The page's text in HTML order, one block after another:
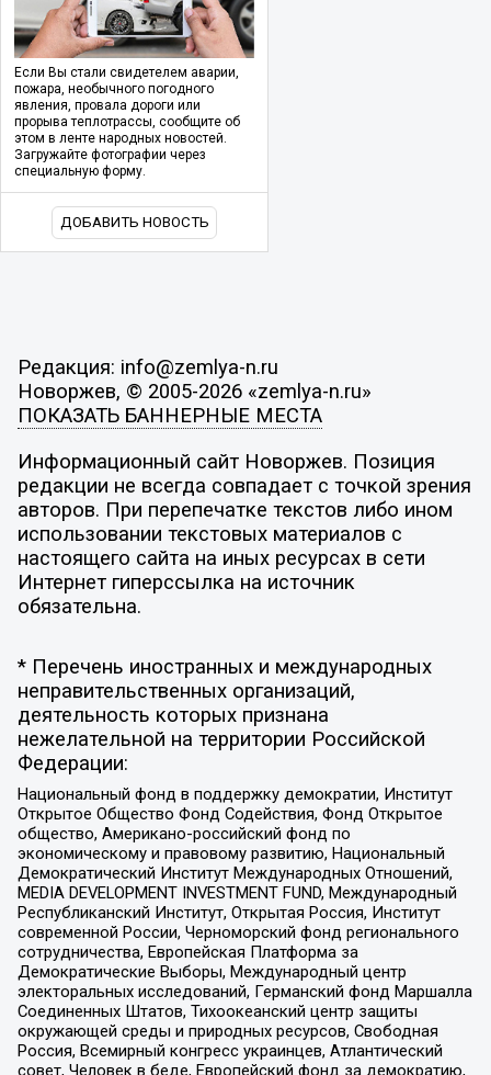
Если Вы стали свидетелем аварии,
пожара, необычного погодного
явления, провала дороги или
прорыва теплотрассы, сообщите об
этом в ленте народных новостей.
Загружайте фотографии через
специальную форму.
ДОБАВИТЬ НОВОСТЬ
Редакция: info@zemlya-n.ru
Новоржев, © 2005-2026 «zemlya-n.ru»
ПОКАЗАТЬ БАННЕРНЫЕ МЕСТА
Информационный сайт Новоржев. Позиция
редакции не всегда совпадает с точкой зрения
авторов. При перепечатке текстов либо ином
использовании текстовых материалов с
настоящего сайта на иных ресурсах в сети
Интернет гиперссылка на источник
обязательна.
* Перечень иностранных и международных
неправительственных организаций,
деятельность которых признана
нежелательной на территории Российской
Федерации:
Национальный фонд в поддержку демократии, Институт
Открытое Общество Фонд Содействия, Фонд Открытое
общество, Американо-российский фонд по
экономическому и правовому развитию, Национальный
Демократический Институт Международных Отношений,
MEDIA DEVELOPMENT INVESTMENT FUND, Международный
Республиканский Институт, Открытая Россия, Институт
современной России, Черноморский фонд регионального
сотрудничества, Европейская Платформа за
Демократические Выборы, Международный центр
электоральных исследований, Германский фонд Маршалла
Соединенных Штатов, Тихоокеанский центр защиты
окружающей среды и природных ресурсов, Свободная
Россия, Всемирный конгресс украинцев, Атлантический
совет, Человек в беде, Европейский фонд за демократию,